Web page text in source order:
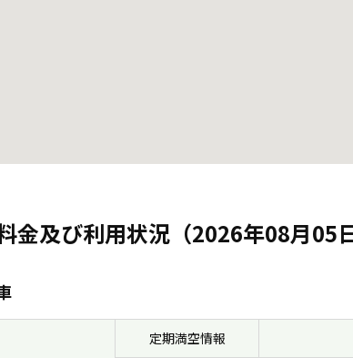
金及び利用状況（2026年08月05
定期満空情報